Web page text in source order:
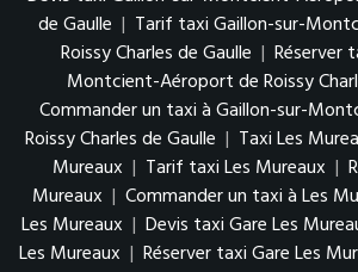
de Gaulle | Tarif taxi Gaillon-sur-
Roissy Charles de Gaulle | Réserver
Montcient-Aéroport de Roissy
Commander un taxi à Gaillon-sur-
Roissy Charles de Gaulle | Taxi Les
Mureaux | Tarif taxi Les Mureaux |
Mureaux | Commander un taxi à Les
Les Mureaux | Devis taxi Gare Les
Les Mureaux | Réserver taxi Gare Les